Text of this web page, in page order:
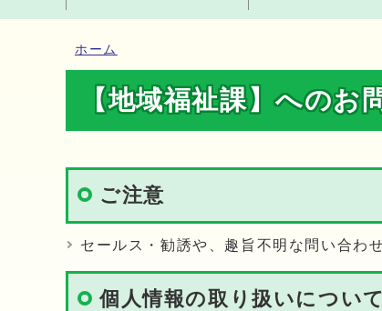
ホーム
【地域福祉課】へのお
ご注意
セールス・勧誘や、趣旨不明な問い合わ
個人情報の取り扱いについて